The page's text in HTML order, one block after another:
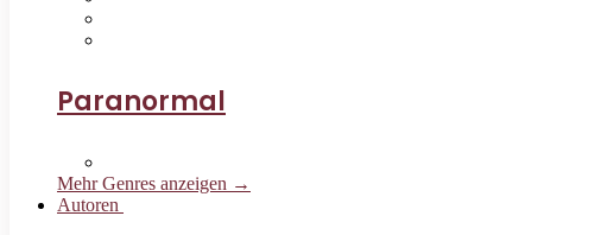
Paranormal
Mehr Genres anzeigen →
Autoren